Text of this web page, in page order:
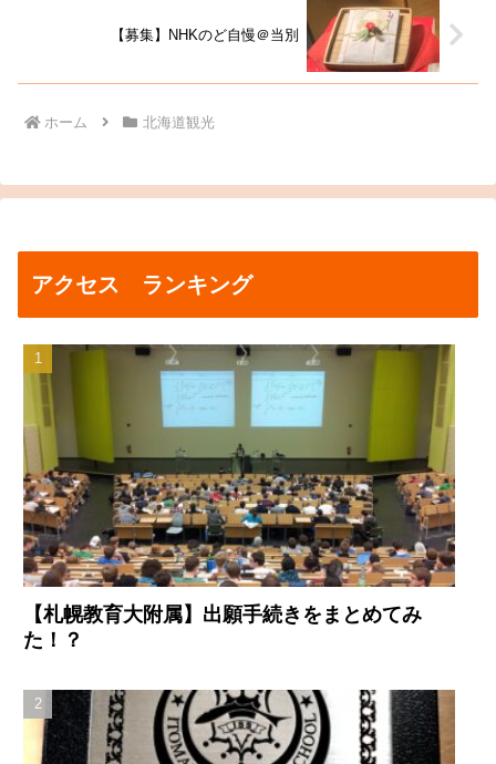
【募集】NHKのど自慢＠当別
ホーム 北海道観光
アクセス ランキング
【札幌教育大附属】出願手続きをまとめてみ
た！？